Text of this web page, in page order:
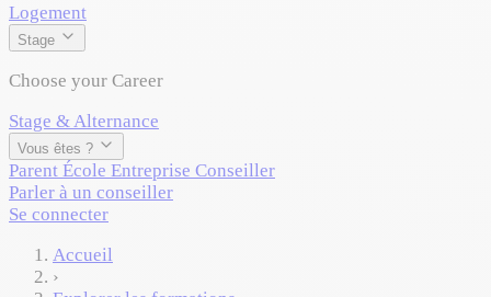
Logement
Stage
Choose your Career
Stage & Alternance
Vous êtes ?
Parent École Entreprise Conseiller
Parler à un conseiller
Se connecter
Accueil
›